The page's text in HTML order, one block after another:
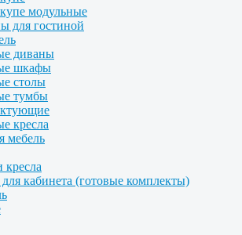
модульные
для гостиной
диваны
шкафы
столы
тумбы
кресла
мебель
кресла
кабинета (готовые комплекты)